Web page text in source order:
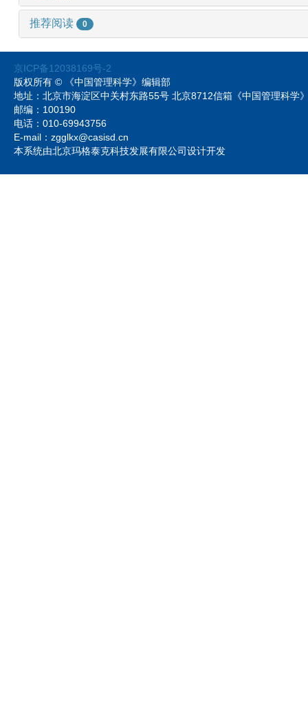
推荐阅读 0
京ICP备12038169号-2
版权所有 © 《中国管理科学》编辑部
地址：北京市海淀区中关村东路55号 北京8712信箱《中国管理科
邮编：100190
电话：010-69943756
E-mail：zgglkx@casisd.cn
本系统由北京玛格泰克科技发展有限公司设计开发